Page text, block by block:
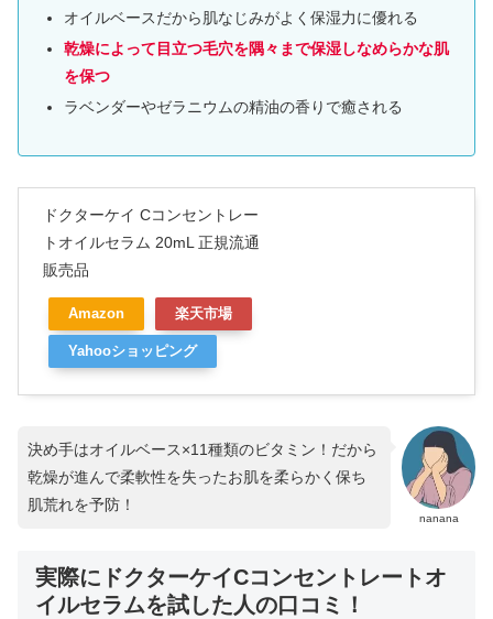
オイルベースだから肌なじみがよく保湿力に優れる
乾燥によって目立つ毛穴を隅々まで保湿しなめらかな肌
を保つ
ラベンダーやゼラニウムの精油の香りで癒される
ドクターケイ Cコンセントレー
トオイルセラム 20mL 正規流通
販売品
Amazon 楽天市場
Yahooショッピング
nanana
決め手はオイルベース×11種類のビタミン！だから
乾燥が進んで柔軟性を失ったお肌を柔らかく保ち
肌荒れを予防！
実際にドクターケイCコンセントレートオ
イルセラムを試した人の口コミ！